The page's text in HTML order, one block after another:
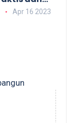
Apr 16 2023